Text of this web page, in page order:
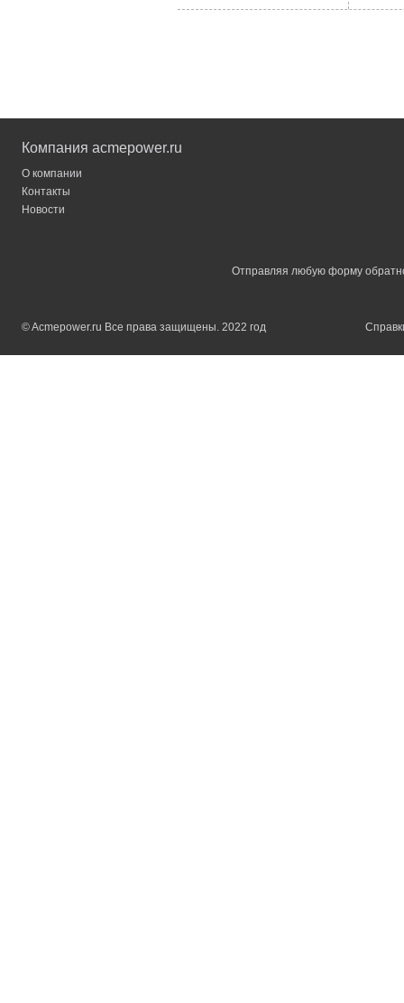
Компания acmepower.ru
О компании
Контакты
Новости
Отправляя любую форму
© Acmepower.ru Все права защищены. 2022 год